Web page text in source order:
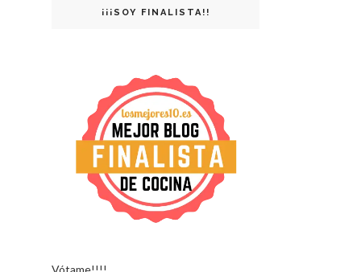
¡¡¡SOY FINALISTA!!
Vótame!!!!